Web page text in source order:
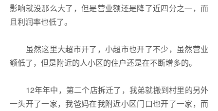
影响就没那么大了，但是营业额还是降了近四分之一，而
且利润率也低了。
虽然这里大超市开了，小超市也开了不少，虽然营业
额低了，但是附近的人小区的住户还是在不断增多的。
12年年中，第二个店拆迁了，我弟就搬到村里的另外
一头开了一家，我爸妈在我附近小区门口也开了一家，而